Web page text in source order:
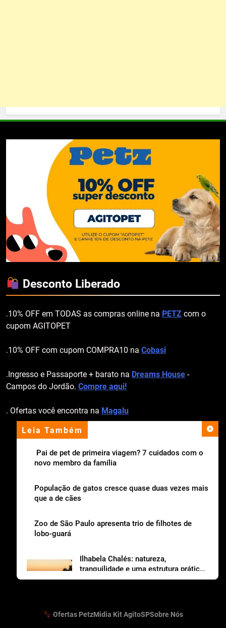
Leia Também
Pai de pet de primeira viagem? 7 cuidados com o
novo membro da família
População de gatos cresce quase duas vezes mais
que a de cães
Zoo de São Paulo apresenta trio de filhotes de
lobo-guará
Ilhabela Chalés: natureza,
tranquilidade e uma estrutura prática
para viajar com os dogs
Desconto Liberado
.10% OFF em TODAS as compras online na PETZ com o
cupom AGITOPET
.10% OFF com cupom COMPRA10 na Cobasi
.Ingresso e Passaporte + barato na Dreams House -
Campos do Jordão. Compre aqui!
. Ofertas você encontra na Magalu
apoio institucional
Ofertas PetzMidia Kit AgitoSPSobre Nós